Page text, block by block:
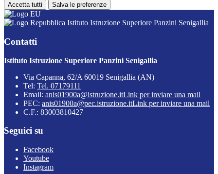
Accetta tutti Salva le preferenze
Istituto Istruzione Superiore Panzini Senigallia
Contatti
Istituto Istruzione Superiore Panzini Senigallia
Via Capanna, 62/A 60019 Senigallia (AN)
Tel: Tel. 07179111
Email: anis01900a@istruzione.itLink per inviare una mail
PEC: anis01900a@pec.istruzione.itLink per inviare una mail
C.F.: 83003810427
Seguici su
Facebook
Youtube
Instagram